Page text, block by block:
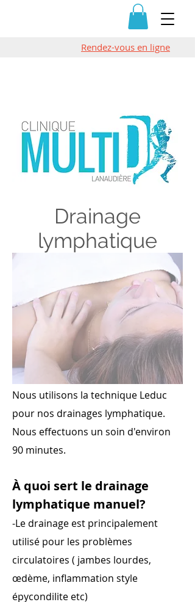
Rendez-vous en ligne
Drainage
lymphatique
Nous utilisons la technique Leduc
pour nos drainages lymphatique.
Nous effectuons un soin d'environ
90 minutes.
À quoi sert le drainage
lymphatique manuel?
-Le drainage est principalement
utilisé pour les problèmes
circulatoires ( jambes lourdes,
œdème, inflammation style
épycondilite etc)